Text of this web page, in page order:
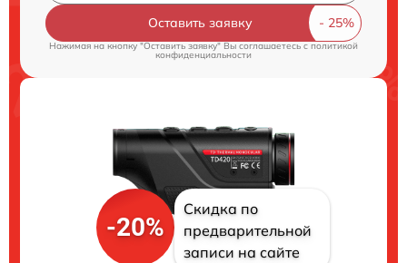
Оставить заявку
Нажимая на кнопку "Оставить заявку" Вы соглашаетесь cполитикой
конфиденциальности
-20%
Скидка по
предварительной
записи на сайте